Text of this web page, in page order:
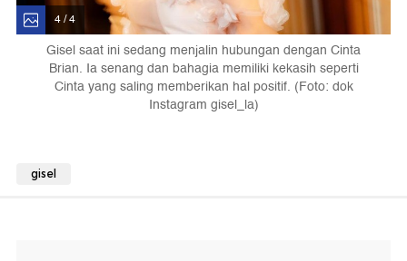
4 / 4
Gisel saat ini sedang menjalin hubungan dengan Cinta
Brian. Ia senang dan bahagia memiliki kekasih seperti
Cinta yang saling memberikan hal positif. (Foto: dok
Instagram gisel_la)
gisel